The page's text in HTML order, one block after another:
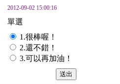
2012-09-02 15:00:16
單選
1.很棒喔！
2.還不錯！
3.可以再加油！